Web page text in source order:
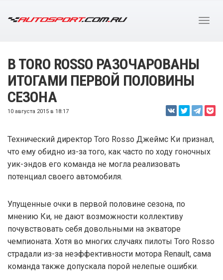
В TORO ROSSO РАЗОЧАРОВАНЫ
ИТОГАМИ ПЕРВОЙ ПОЛОВИНЫ
СЕЗОНА
10 августа 2015 в 18:17
Технический директор Toro Rosso Джеймс Ки признал,
что ему обидно из-за того, как часто по ходу гоночных
уик-эндов его команда не могла реализовать
потенциал своего автомобиля.
Упущенные очки в первой половине сезона, по
мнению Ки, не дают возможности коллективу
почувствовать себя довольными на экваторе
чемпионата. Хотя во многих случаях пилоты Toro Rosso
страдали из-за неэффективности мотора Renault, сама
команда также допускала порой нелепые ошибки.